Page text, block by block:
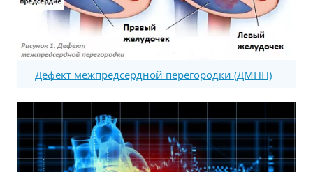
Дефект межпредсердной перегородки (ДМПП)